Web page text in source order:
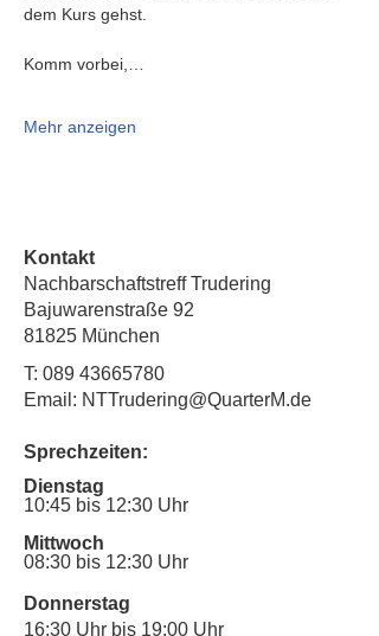
dem Kurs gehst.
Komm vorbei,…
Mehr anzeigen
Kontakt
Nachbarschaftstreff Trudering
Bajuwarenstraße 92
81825 München
T: 089 43665780
Email: NTTrudering@QuarterM.de
Sprechzeiten:
Dienstag
10:45 bis 12:30 Uhr
Mittwoch
08:30 bis 12:30 Uhr
Donnerstag
16:30 Uhr bis 19:00 Uhr